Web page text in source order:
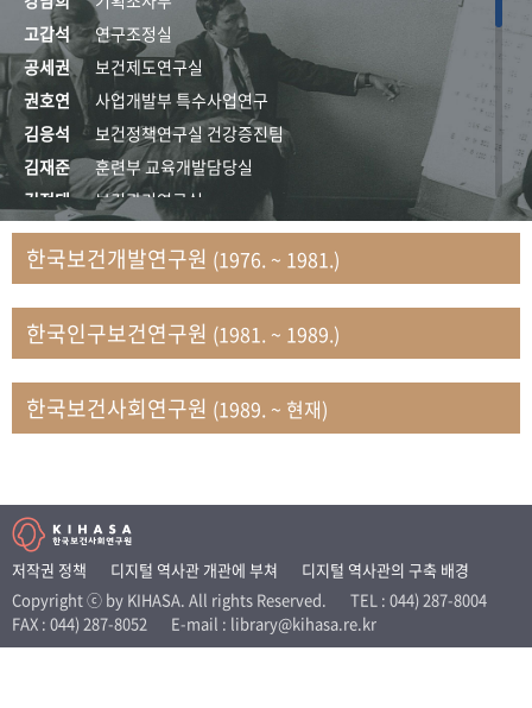
기록물 아카이브
사진 아카이브 문서 기록물 행정박물 영상 기록물
50+1주년 기념
성과 50선 숫자로 보는 50년
세계와 함께 한 KIHASA
VR 역사관
고갑석
연구조정실
공세권
보건제도연구실
권호연
사업개발부 특수사업연구
김응석
보건정책연구실 건강증진팀
김재준
훈련부 교육개발담당실
김정태
보건관리연구실
김지자
연구부 사회개발담당실
김태룡
조사평가부 연구과
문현상
가족복지연구실 인구가족연구팀
박인화
보건정책연구실
박재빈
연구부 인구역학담당실
변종화
보건정책연구실 건강증진팀
송건용
보건정책연구실
송태민
정보통계연구실 빅데이터연구센터
신희설
사업개발부 국제협력연구실
이규식
의료보험연구실
이문기
훈련부
한국보건개발연구원 (1976. ~ 1981.)
한국인구보건연구원 (1981. ~ 1989.)
한국보건사회연구원 (1989. ~ 현재)
저작권 정책 디지털 역사관 개관에 부쳐
디지털 역사관의 구축 배경
Copyright ⓒ by KIHASA. All rights Reserved.
TEL : 044) 287-8004
FAX : 044) 287-8052
E-mail : library@kihasa.re.kr